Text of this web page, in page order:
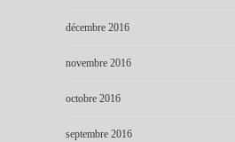
décembre 2016
novembre 2016
octobre 2016
septembre 2016